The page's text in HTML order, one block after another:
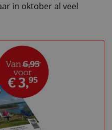
in oktober al veel